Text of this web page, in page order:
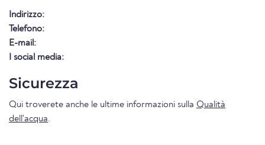
Indirizzo:
Telefono:
E-mail:
I social media:
Sicurezza
Qui troverete anche le ultime informazioni sulla Qualità
dell'acqua.